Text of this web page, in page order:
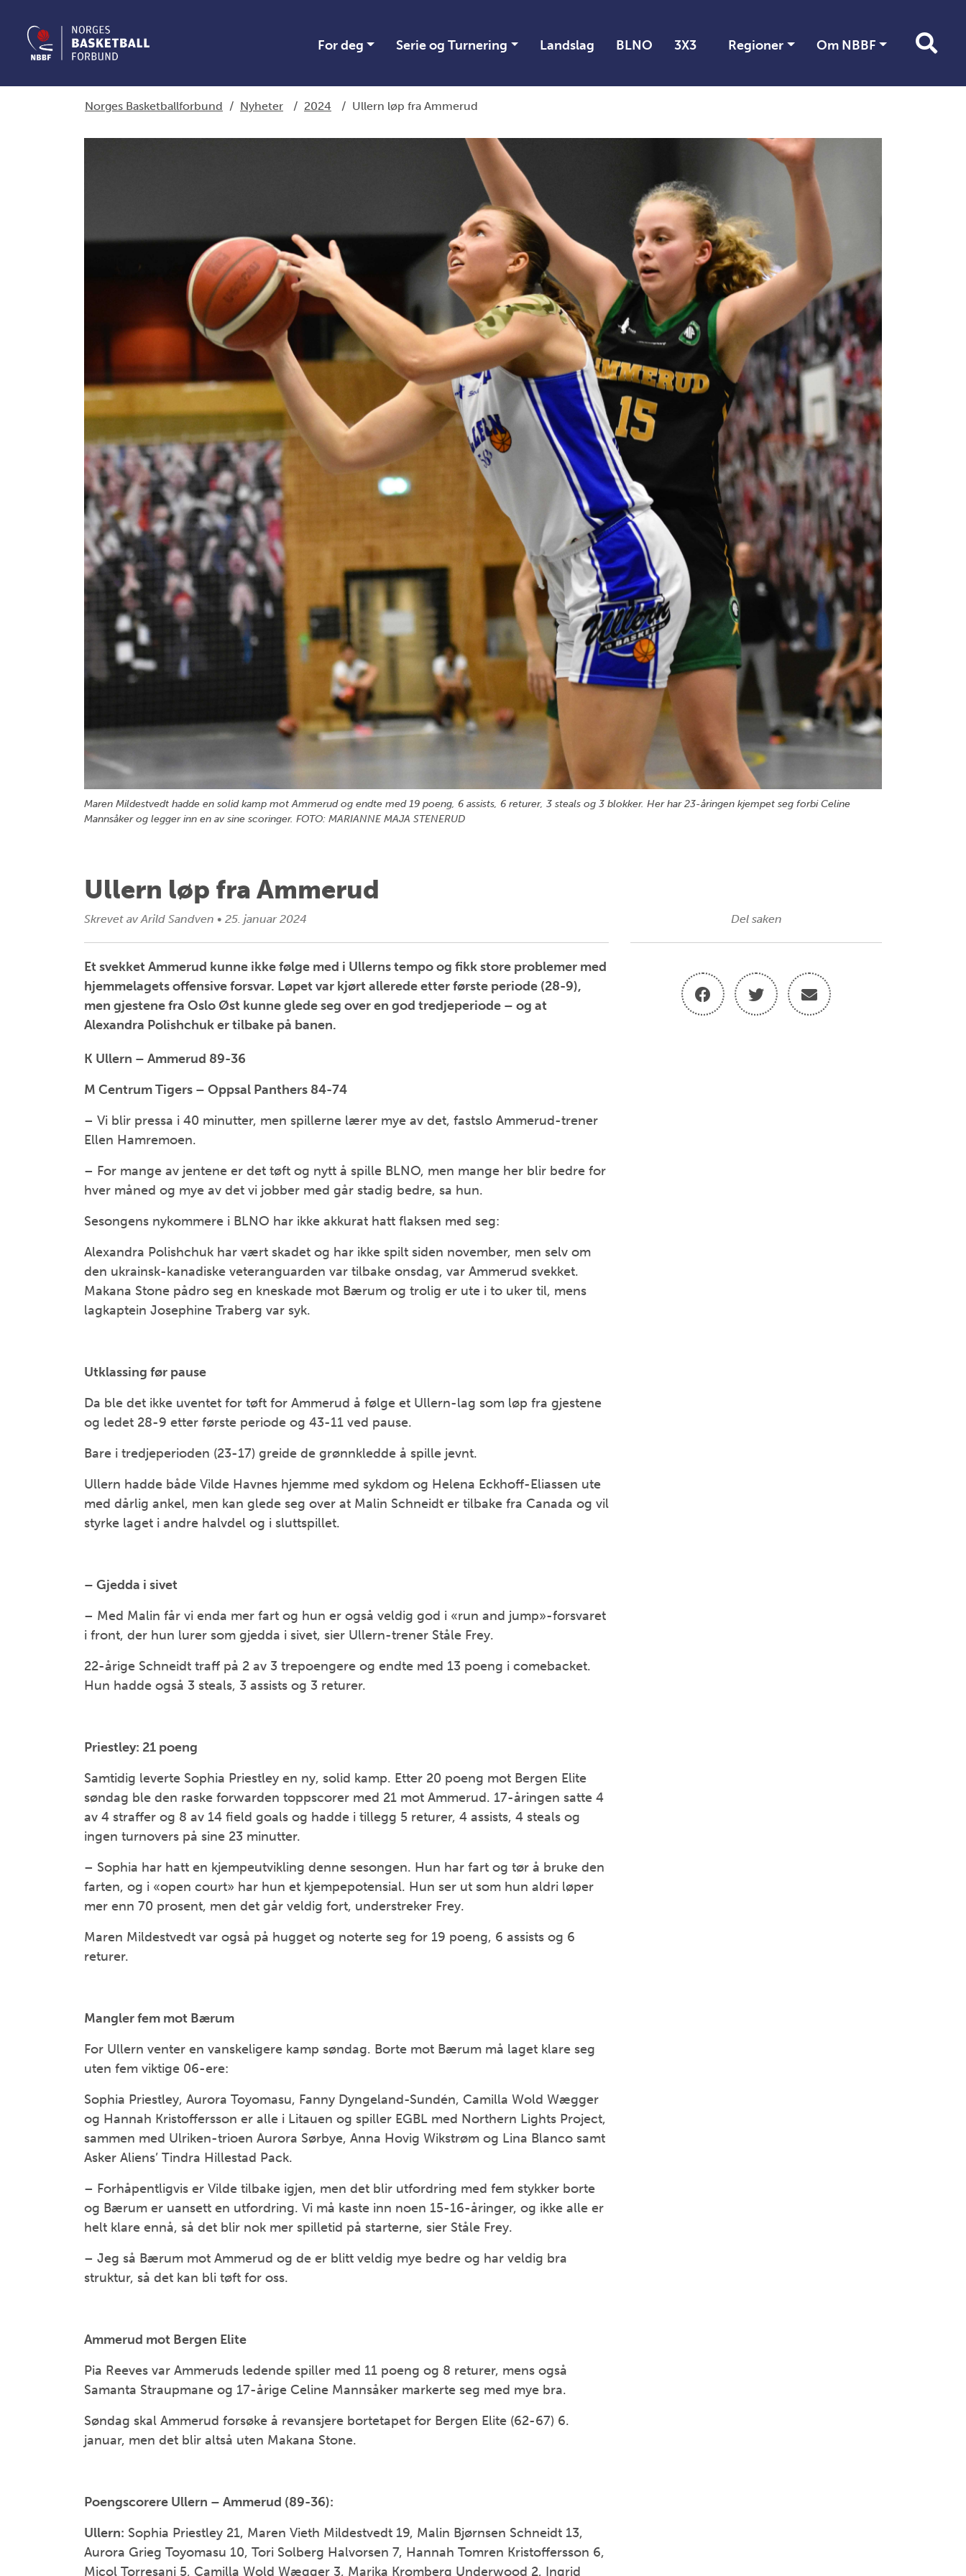
For deg Serie og Turnering Landslag BLNO 3X3 Regioner Om NBBF
Norges Basketballforbund / Nyheter / 2024 / Ullern løp fra Ammerud
Maren Mildestvedt hadde en solid kamp mot Ammerud og endte med 19 poeng, 6 assists, 6 returer, 3 steals og 3 blokker. Her har 23-åringen kjempet seg forbi Celine
Mannsåker og legger inn en av sine scoringer. FOTO: MARIANNE MAJA STENERUD
Ullern løp fra Ammerud
Skrevet av Arild Sandven • 25. januar 2024
Et svekket Ammerud kunne ikke følge med i Ullerns tempo og fikk store problemer med
hjemmelagets offensive forsvar. Løpet var kjørt allerede etter første periode (28-9),
men gjestene fra Oslo Øst kunne glede seg over en god tredjeperiode – og at
Alexandra Polishchuk er tilbake på banen.
K Ullern – Ammerud 89-36
M Centrum Tigers – Oppsal Panthers 84-74
– Vi blir pressa i 40 minutter, men spillerne lærer mye av det, fastslo Ammerud-trener
Ellen Hamremoen.
– For mange av jentene er det tøft og nytt å spille BLNO, men mange her blir bedre for
hver måned og mye av det vi jobber med går stadig bedre, sa hun.
Sesongens nykommere i BLNO har ikke akkurat hatt flaksen med seg:
Alexandra Polishchuk har vært skadet og har ikke spilt siden november, men selv om
den ukrainsk-kanadiske veteranguarden var tilbake onsdag, var Ammerud svekket.
Makana Stone pådro seg en kneskade mot Bærum og trolig er ute i to uker til, mens
lagkaptein Josephine Traberg var syk.
Utklassing før pause
Da ble det ikke uventet for tøft for Ammerud å følge et Ullern-lag som løp fra gjestene
og ledet 28-9 etter første periode og 43-11 ved pause.
Bare i tredjeperioden (23-17) greide de grønnkledde å spille jevnt.
Ullern hadde både Vilde Havnes hjemme med sykdom og Helena Eckhoff-Eliassen ute
med dårlig ankel, men kan glede seg over at Malin Schneidt er tilbake fra Canada og vil
styrke laget i andre halvdel og i sluttspillet.
– Gjedda i sivet
– Med Malin får vi enda mer fart og hun er også veldig god i «run and jump»-forsvaret
i front, der hun lurer som gjedda i sivet, sier Ullern-trener Ståle Frey.
22-årige Schneidt traff på 2 av 3 trepoengere og endte med 13 poeng i comebacket.
Hun hadde også 3 steals, 3 assists og 3 returer.
Priestley: 21 poeng
Samtidig leverte Sophia Priestley en ny, solid kamp. Etter 20 poeng mot Bergen Elite
søndag ble den raske forwarden toppscorer med 21 mot Ammerud. 17-åringen satte 4
av 4 straffer og 8 av 14 field goals og hadde i tillegg 5 returer, 4 assists, 4 steals og
ingen turnovers på sine 23 minutter.
– Sophia har hatt en kjempeutvikling denne sesongen. Hun har fart og tør å bruke den
farten, og i «open court» har hun et kjempepotensial. Hun ser ut som hun aldri løper
mer enn 70 prosent, men det går veldig fort, understreker Frey.
Maren Mildestvedt var også på hugget og noterte seg for 19 poeng, 6 assists og 6
returer.
Mangler fem mot Bærum
For Ullern venter en vanskeligere kamp søndag. Borte mot Bærum må laget klare seg
uten fem viktige 06-ere:
Sophia Priestley, Aurora Toyomasu, Fanny Dyngeland-Sundén, Camilla Wold Wægger
og Hannah Kristoffersson er alle i Litauen og spiller EGBL med Northern Lights Project,
sammen med Ulriken-trioen Aurora Sørbye, Anna Hovig Wikstrøm og Lina Blanco samt
Asker Aliens’ Tindra Hillestad Pack.
– Forhåpentligvis er Vilde tilbake igjen, men det blir utfordring med fem stykker borte
og Bærum er uansett en utfordring. Vi må kaste inn noen 15-16-åringer, og ikke alle er
helt klare ennå, så det blir nok mer spilletid på starterne, sier Ståle Frey.
– Jeg så Bærum mot Ammerud og de er blitt veldig mye bedre og har veldig bra
struktur, så det kan bli tøft for oss.
Ammerud mot Bergen Elite
Pia Reeves var Ammeruds ledende spiller med 11 poeng og 8 returer, mens også
Samanta Straupmane og 17-årige Celine Mannsåker markerte seg med mye bra.
Søndag skal Ammerud forsøke å revansjere bortetapet for Bergen Elite (62-67) 6.
januar, men det blir altså uten Makana Stone.
Poengscorere Ullern – Ammerud (89-36):
Ullern: Sophia Priestley 21, Maren Vieth Mildestvedt 19, Malin Bjørnsen Schneidt 13,
Aurora Grieg Toyomasu 10, Tori Solberg Halvorsen 7, Hannah Tomren Kristoffersson 6,
Micol Torresani 5, Camilla Wold Wægger 3, Marika Kromberg Underwood 2, Ingrid
Del saken